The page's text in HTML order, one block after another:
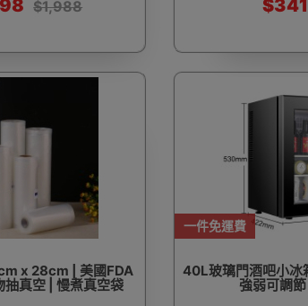
$1,988 $341
x 28cm | 美國FDA
抽真空 | 慢煮真空袋
一件免運費
40L玻璃門酒吧小冰
強弱可調